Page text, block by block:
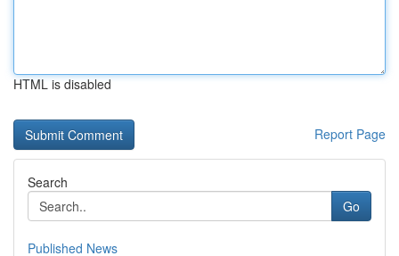
HTML is disabled
Report Page
Search
Go
Published News